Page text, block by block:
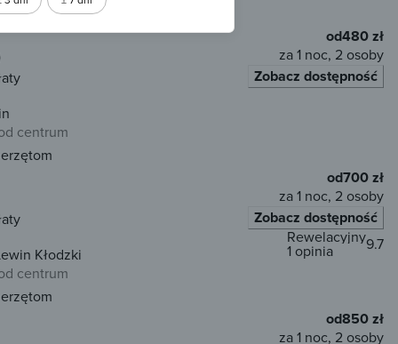
Przyjazny zwierzętom
od480 zł
za 1 noc, 2 osoby
Zobacz dostępność
centrum
od700 zł
za 1 noc, 2 osoby
Zobacz dostępność
Kłodzki
centrum
9.7
Rewelacyjny
1 opinia
od850 zł
za 1 noc, 2 osoby